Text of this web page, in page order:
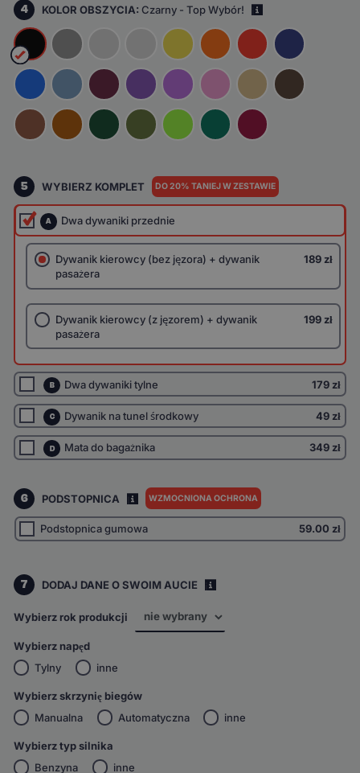
4 KOLOR OBSZYCIA:Czarny - Top Wybór!
5 WYBIERZ KOMPLET DO 20% TANIEJ W ZESTAWIE
A Dwa dywaniki przednie
Dywanik kierowcy (bez jęzora) + dywanik
pasażera
189 zł
Dywanik kierowcy (z jęzorem) + dywanik
pasażera
199 zł
B Dwa dywaniki tylne 179 zł
C Dywanik na tunel środkowy 49 zł
D Mata do bagażnika 349 zł
6 PODSTOPNICA WZMOCNIONA OCHRONA
Podstopnica gumowa 59.00 zł
7 DODAJ DANE O SWOIM AUCIE
Wybierz rok produkcji
Wybierz napęd
Tylny
inne
Wybierz skrzynię biegów
Manualna
Automatyczna inne
Wybierz typ silnika
Benzyna
inne